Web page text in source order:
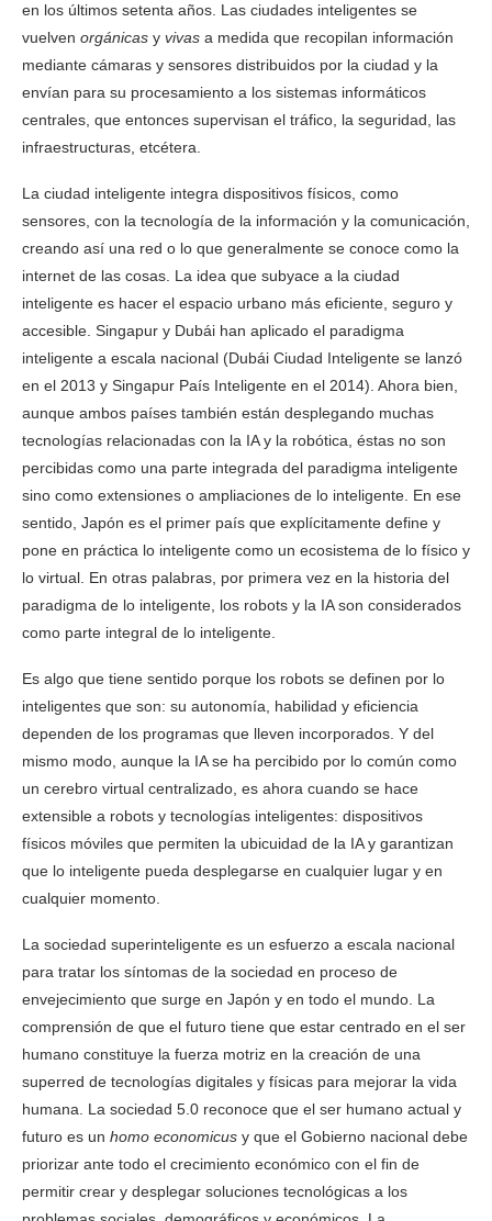
en los últimos setenta años. Las ciudades inteligentes se
vuelven orgánicas y vivas a medida que recopilan información
mediante cámaras y sensores distribuidos por la ciudad y la
envían para su procesamiento a los sistemas informáticos
centrales, que entonces supervisan el tráfico, la seguridad, las
infraestructuras, etcétera.
La ciudad inteligente integra dispositivos físicos, como
sensores, con la tecnología de la información y la comunicación,
creando así una red o lo que generalmente se conoce como la
internet de las cosas. La idea que subyace a la ciudad
inteligente es hacer el espacio urbano más eficiente, seguro y
accesible. Singapur y Dubái han aplicado el paradigma
inteligente a escala nacional (Dubái Ciudad Inteligente se lanzó
en el 2013 y Singapur País Inteligente en el 2014). Ahora bien,
aunque ambos países también están desplegando muchas
tecnologías relacionadas con la IA y la robótica, éstas no son
percibidas como una parte integrada del paradigma inteligente
sino como extensiones o ampliaciones de lo inteligente. En ese
sentido, Japón es el primer país que explícitamente define y
pone en práctica lo inteligente como un ecosistema de lo físico y
lo virtual. En otras palabras, por primera vez en la historia del
paradigma de lo inteligente, los robots y la IA son considerados
como parte integral de lo inteligente.
Es algo que tiene sentido porque los robots se definen por lo
inteligentes que son: su autonomía, habilidad y eficiencia
dependen de los programas que lleven incorporados. Y del
mismo modo, aunque la IA se ha percibido por lo común como
un cerebro virtual centralizado, es ahora cuando se hace
extensible a robots y tecnologías inteligentes: dispositivos
físicos móviles que permiten la ubicuidad de la IA y garantizan
que lo inteligente pueda desplegarse en cualquier lugar y en
cualquier momento.
La sociedad superinteligente es un esfuerzo a escala nacional
para tratar los síntomas de la sociedad en proceso de
envejecimiento que surge en Japón y en todo el mundo. La
comprensión de que el futuro tiene que estar centrado en el ser
humano constituye la fuerza motriz en la creación de una
superred de tecnologías digitales y físicas para mejorar la vida
humana. La sociedad 5.0 reconoce que el ser humano actual y
futuro es un homo economicus y que el Gobierno nacional debe
priorizar ante todo el crecimiento económico con el fin de
permitir crear y desplegar soluciones tecnológicas a los